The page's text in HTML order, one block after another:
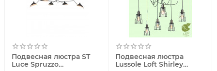
Подвесная люстра ST
Luce Spruzzo
Подвесная люстра
Lussole Loft Shirley